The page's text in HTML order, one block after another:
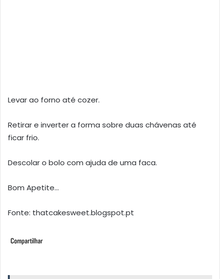
Levar ao forno até cozer.
Retirar e inverter a forma sobre duas chávenas até
ficar frio.
Descolar o bolo com ajuda de uma faca.
Bom Apetite…
Fonte: thatcakesweet.blogspot.pt